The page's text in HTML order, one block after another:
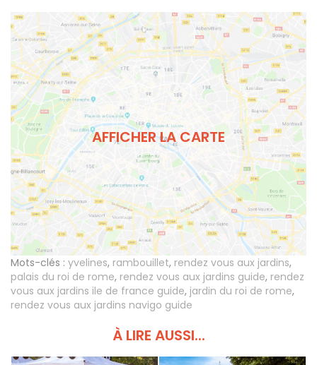
AFFICHER LA CARTE
Mots-clés : yvelines, rambouillet, rendez vous aux jardins,
palais du roi de rome, rendez vous aux jardins guide, rendez
vous aux jardins ile de france guide, jardin du roi de rome,
rendez vous aux jardins navigo guide
À LIRE AUSSI...